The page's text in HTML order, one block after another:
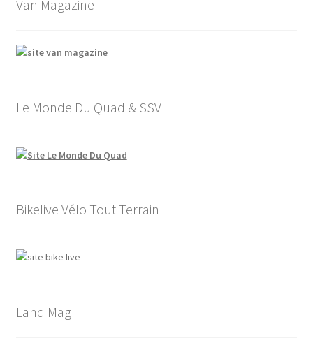
Van Magazine
Le Monde Du Quad & SSV
Bikelive Vélo Tout Terrain
Land Mag